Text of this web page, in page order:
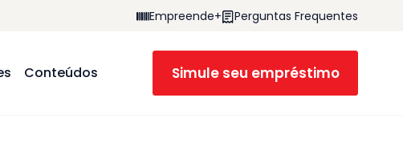
Empreende+ Perguntas Frequentes
Conteúdos Simule seu empréstimo